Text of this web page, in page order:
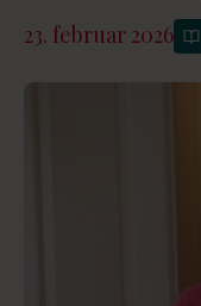
23. februar 2026